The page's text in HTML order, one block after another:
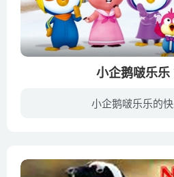
小企鹅啵乐乐
小企鹅啵乐乐的